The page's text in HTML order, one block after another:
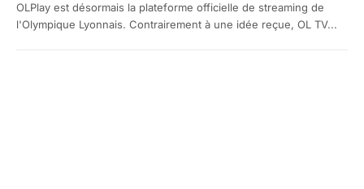
OLPlay est désormais la plateforme officielle de streaming de
l'Olympique Lyonnais. Contrairement à une idée reçue, OL TV...